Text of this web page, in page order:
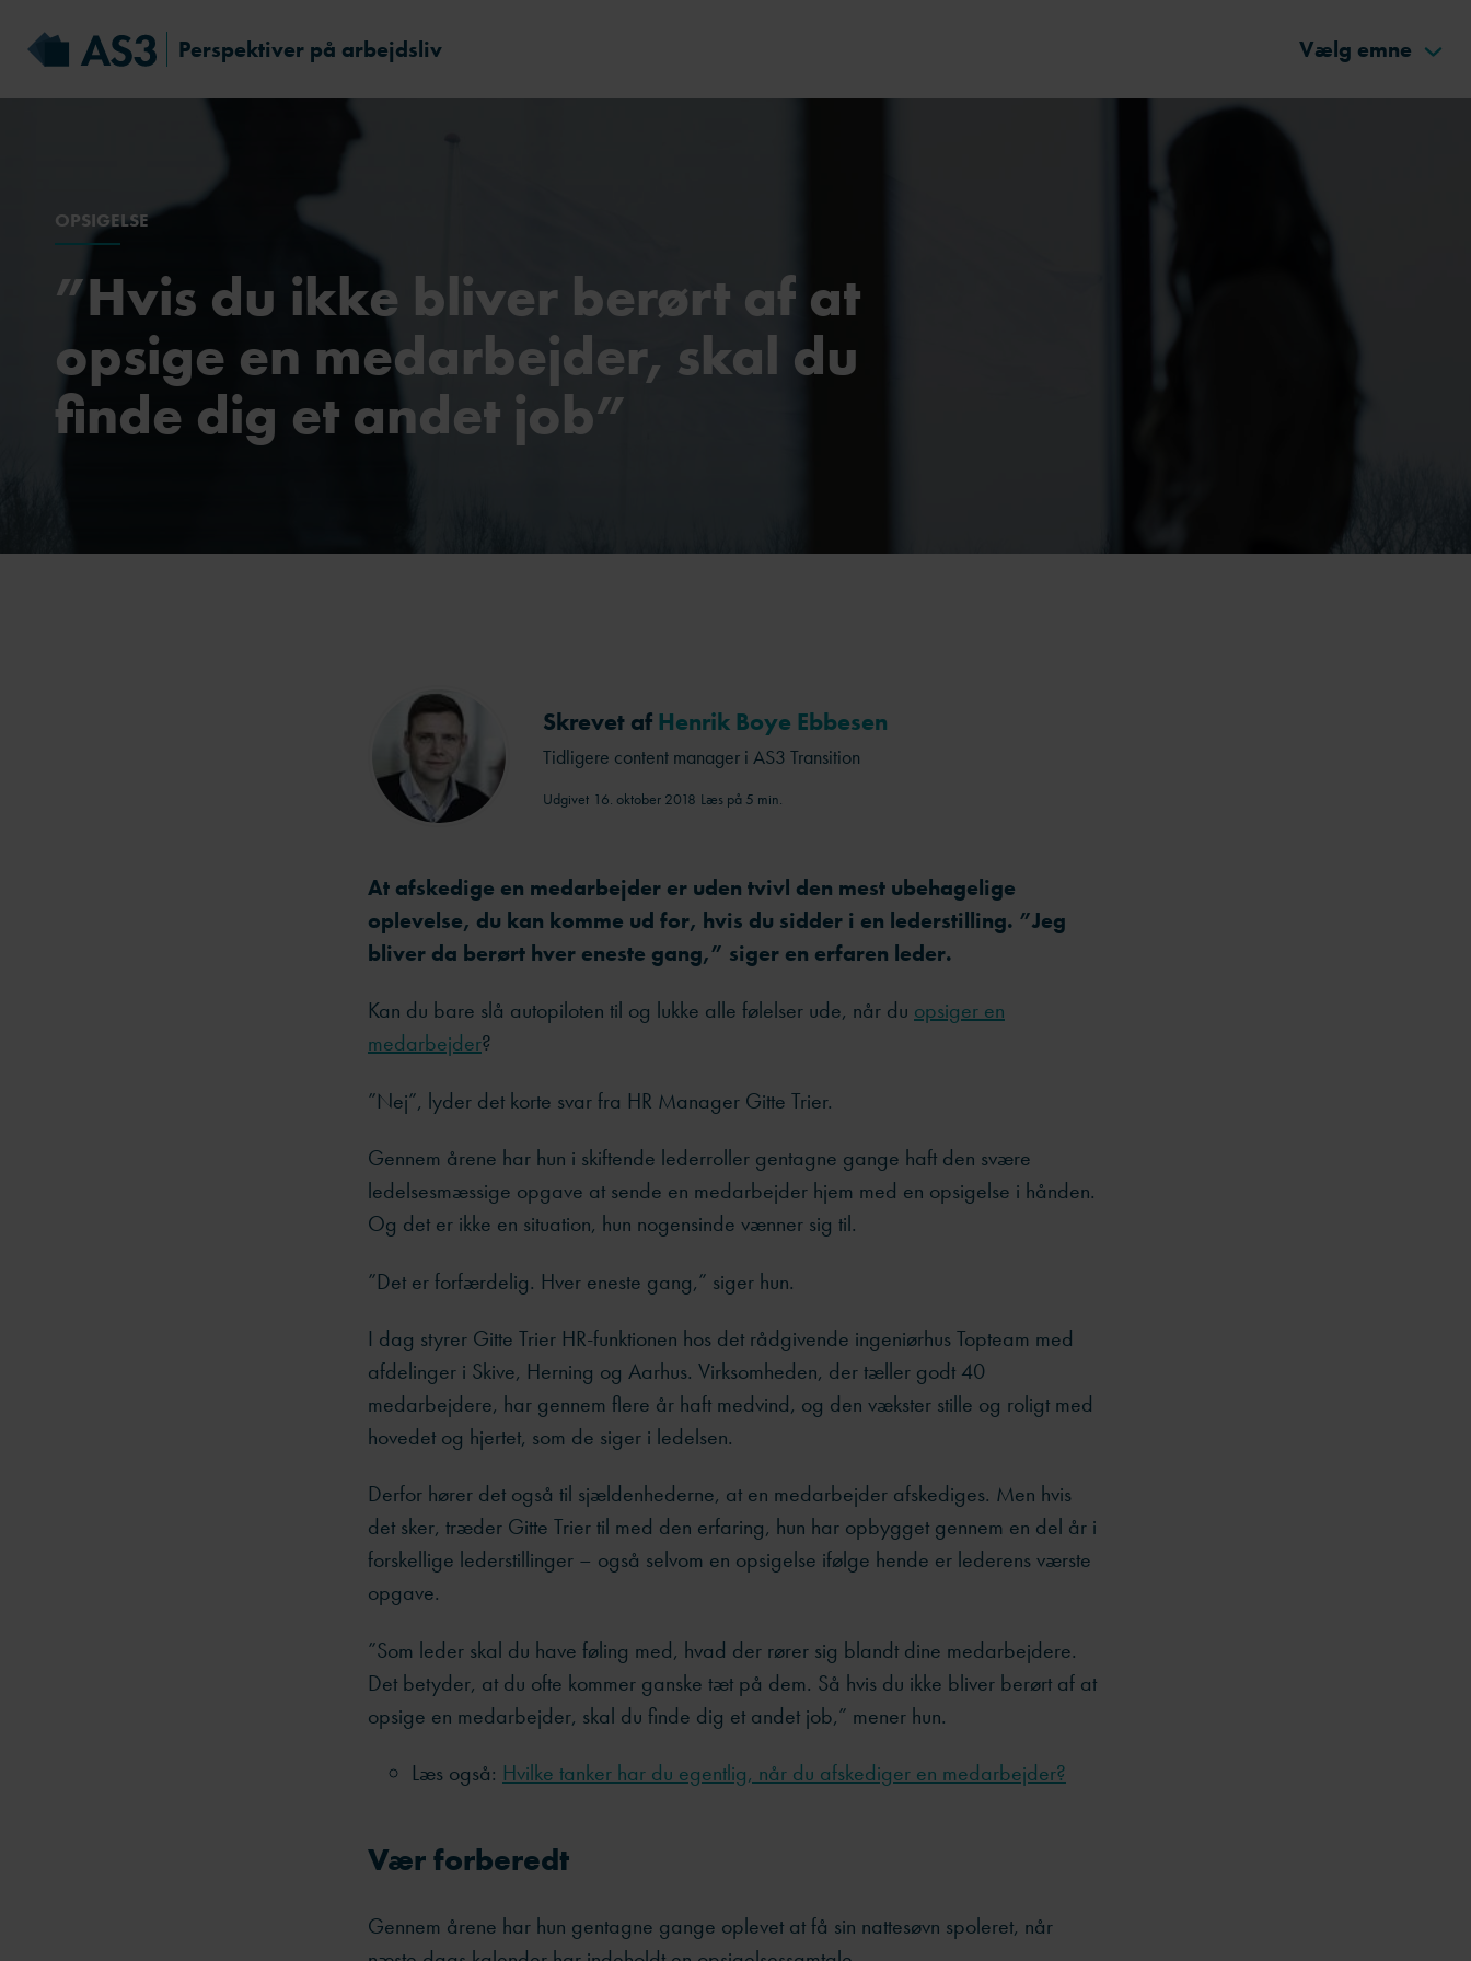
Perspektiver på arbejdsliv Vælg emne
OPSIGELSE
”Hvis du ikke bliver berørt af at
opsige en medarbejder, skal du
finde dig et andet job”
Skrevet af Henrik Boye Ebbesen
Tidligere content manager i AS3 Transition
Udgivet 16. oktober 2018 Læs på 5 min.
At afskedige en medarbejder er uden tvivl den mest ubehagelige
oplevelse, du kan komme ud for, hvis du sidder i en lederstilling. ”Jeg
bliver da berørt hver eneste gang,” siger en erfaren leder.
Kan du bare slå autopiloten til og lukke alle følelser ude, når du opsiger en
medarbejder?
”Nej”, lyder det korte svar fra HR Manager Gitte Trier.
Gennem årene har hun i skiftende lederroller gentagne gange haft den svære
ledelsesmæssige opgave at sende en medarbejder hjem med en opsigelse i hånden.
Og det er ikke en situation, hun nogensinde vænner sig til.
”Det er forfærdelig. Hver eneste gang,” siger hun.
I dag styrer Gitte Trier HR-funktionen hos det rådgivende ingeniørhus Topteam med
afdelinger i Skive, Herning og Aarhus. Virksomheden, der tæller godt 40
medarbejdere, har gennem flere år haft medvind, og den vækster stille og roligt med
hovedet og hjertet, som de siger i ledelsen.
Derfor hører det også til sjældenhederne, at en medarbejder afskediges. Men hvis
det sker, træder Gitte Trier til med den erfaring, hun har opbygget gennem en del år i
forskellige lederstillinger – også selvom en opsigelse ifølge hende er lederens værste
opgave.
”Som leder skal du have føling med, hvad der rører sig blandt dine medarbejdere.
Det betyder, at du ofte kommer ganske tæt på dem. Så hvis du ikke bliver berørt af at
opsige en medarbejder, skal du finde dig et andet job,” mener hun.
Læs også: Hvilke tanker har du egentlig, når du afskediger en medarbejder?
Vær forberedt
Gennem årene har hun gentagne gange oplevet at få sin nattesøvn spoleret, når